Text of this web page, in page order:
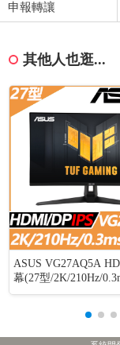
申報轉讓
其他人也逛...
ASUS VG27AQ5A
幕(27型/2K/210Hz/